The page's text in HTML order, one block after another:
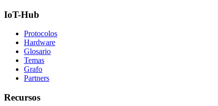
IoT-Hub
Protocolos
Hardware
Glosario
Temas
Grafo
Partners
Recursos